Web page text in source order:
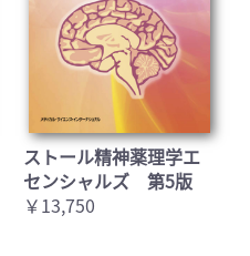
お買い物を続ける カートへ進む
ストール精神薬理学エ
センシャルズ 第5版
￥13,750